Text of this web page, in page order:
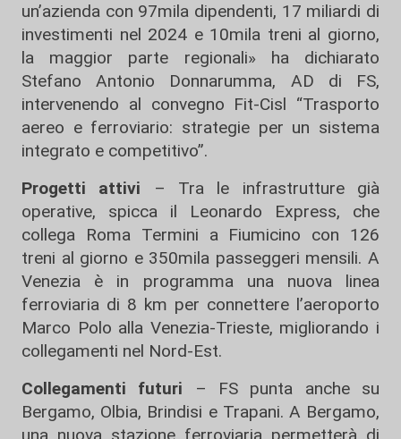
un’azienda con 97mila dipendenti, 17 miliardi di
investimenti nel 2024 e 10mila treni al giorno,
la maggior parte regionali» ha dichiarato
Stefano Antonio Donnarumma, AD di FS,
intervenendo al convegno Fit-Cisl “Trasporto
aereo e ferroviario: strategie per un sistema
integrato e competitivo”.
Progetti attivi – Tra le infrastrutture già
operative, spicca il Leonardo Express, che
collega Roma Termini a Fiumicino con 126
treni al giorno e 350mila passeggeri mensili. A
Venezia è in programma una nuova linea
ferroviaria di 8 km per connettere l’aeroporto
Marco Polo alla Venezia-Trieste, migliorando i
collegamenti nel Nord-Est.
Collegamenti futuri – FS punta anche su
Bergamo, Olbia, Brindisi e Trapani. A Bergamo,